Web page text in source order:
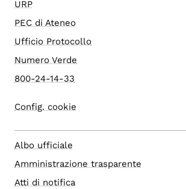
URP
PEC di Ateneo
Ufficio Protocollo
Numero Verde
800-24-14-33
Config. cookie
Albo ufficiale
Amministrazione trasparente
Atti di notifica